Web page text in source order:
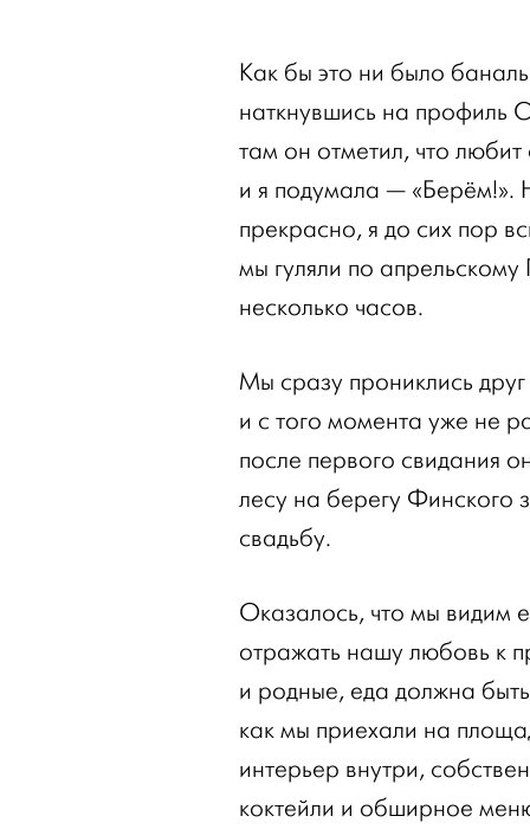
Как бы это ни было
наткнувшись на профиль
там он отметил, что
и я подумала —
прекрасно, я до сих пор
мы гуляли по
несколько часов.
Мы сразу прониклись
и с того момента уже не
после первого свидания
лесу на берегу Финского
свадьбу.
Оказалось, что мы видим
отражать нашу любовь к
и родные, еда должна
как мы приехали на
интерьер внутри,
коктейли и обширное